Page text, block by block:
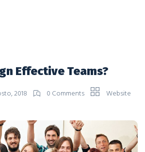
Effective Teams?
2018 0 Comments Website